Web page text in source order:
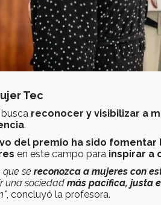
Tec
busca reconocer y visibilizar a
.
del premio ha sido fomentar
en este campo para inspirar a
se reconozca a mujeres con
una sociedad más pacífica, justa
, concluyó la profesora.